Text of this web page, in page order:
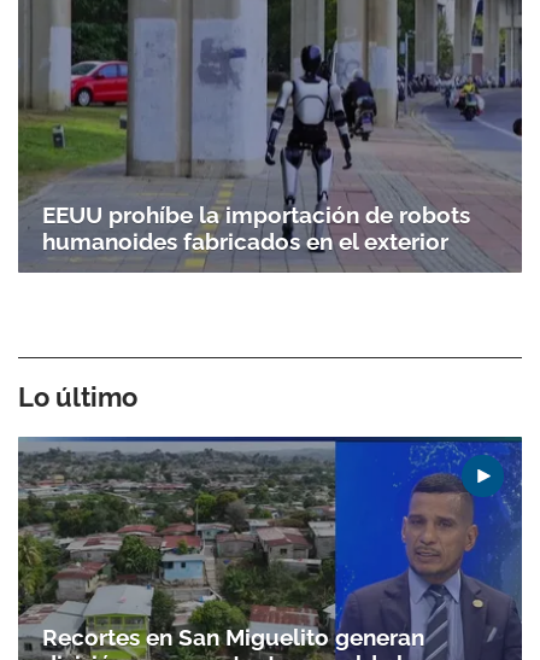
EEUU prohíbe la importación de robots
humanoides fabricados en el exterior
Lo último
Recortes en San Miguelito generan